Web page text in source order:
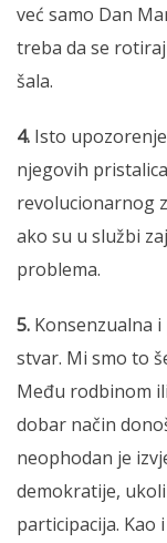
već samo Dan
treba da se
šala.
4. Isto
njegovih
revolucionarnog
ako su u službi
problema.
5. Konsenzualna
stvar. Mi smo to
Među rodbinom
dobar način
neophodan je
demokratije,
participacija. Kao